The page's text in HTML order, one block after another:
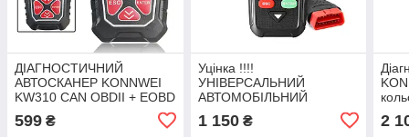
ДІАГНОСТИЧНИЙ
АВТОСКАНЕР KONNWEI
KW310 CAN OBDII + EOBD
599 ₴
Уцінка !!!!
УНІВЕРСАЛЬНИЙ
АВТОМОБІЛЬНИЙ
АВТОСКАНЕР KONNWEI
KW680
1 150₴ 2